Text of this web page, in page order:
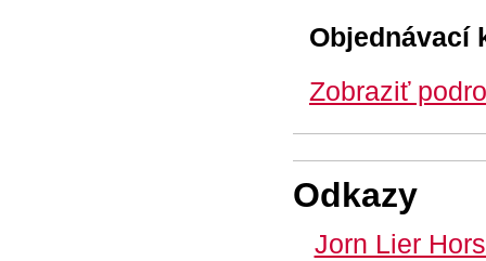
Objednávací
Zobraziť
Odkazy
Jorn Lier